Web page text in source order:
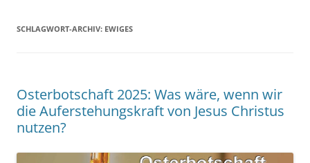
SCHLAGWORT-ARCHIV: EWIGES
Osterbotschaft 2025: Was wäre, wenn wir
die Auferstehungskraft von Jesus Christus
nutzen?